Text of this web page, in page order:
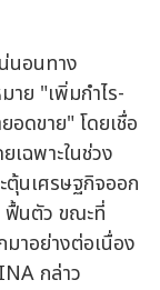
นอนทาง
าย "เพิ่มกำไร-
ดขาย" โดยเชื่อ
ฉพาะในช่วง
ตุ้นเศรษฐกิจออก
ฟื้นตัว ขณะที่
าอย่างต่อเนื่อง
กล่าว